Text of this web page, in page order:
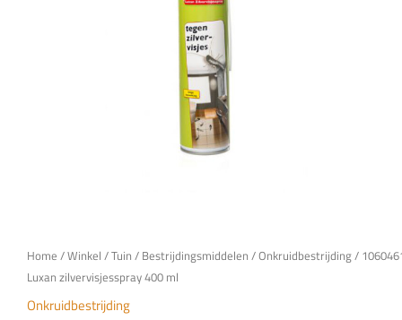
Home /Winkel /Tuin / Bestrijdingsmiddelen /Onkruidbestrijding/
Luxan zilvervisjesspray 400 ml
Onkruidbestrijding